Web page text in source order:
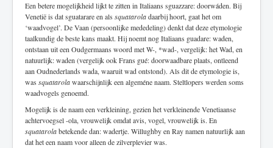
Een betere mogelijkheid lijkt te zitten in Italiaans sguazzare: doorwáden. Bij
Venetië is dat sguatarare en als squataroladaarbij hoort, gaat het om
‘waadvogel’. De Vaan (persoonlijke mededeling) denkt dat deze etymologie
taalkundig de beste kans maakt. Hij noemt nog Italiaans guadare: waden,
ontstaan uit een Oudgermaans woord met W-, *wad-, vergelijk: het Wad, en
natuurlijk: waden (vergelijk ook Frans gué: doorwaadbare plaats, ontleend
aan Oudnederlands wada, waaruit wad ontstond). Als dit de etymologie is,
was squatarolawaarschijnlijk een algeméne naam. Steltlopers werden soms
waadvogels genoemd.
Mogelijk is de naam een verkleining, gezien het verkleinende Venetiaanse
achtervoegsel -ola, vrouwelijk omdat avis, vogel, vrouwelijk is. En
squatarolabetekende dan: wadertje. Willughby en Ray namen natuurlijk aan
dat het een naam voor alleen de zilverplevier was.